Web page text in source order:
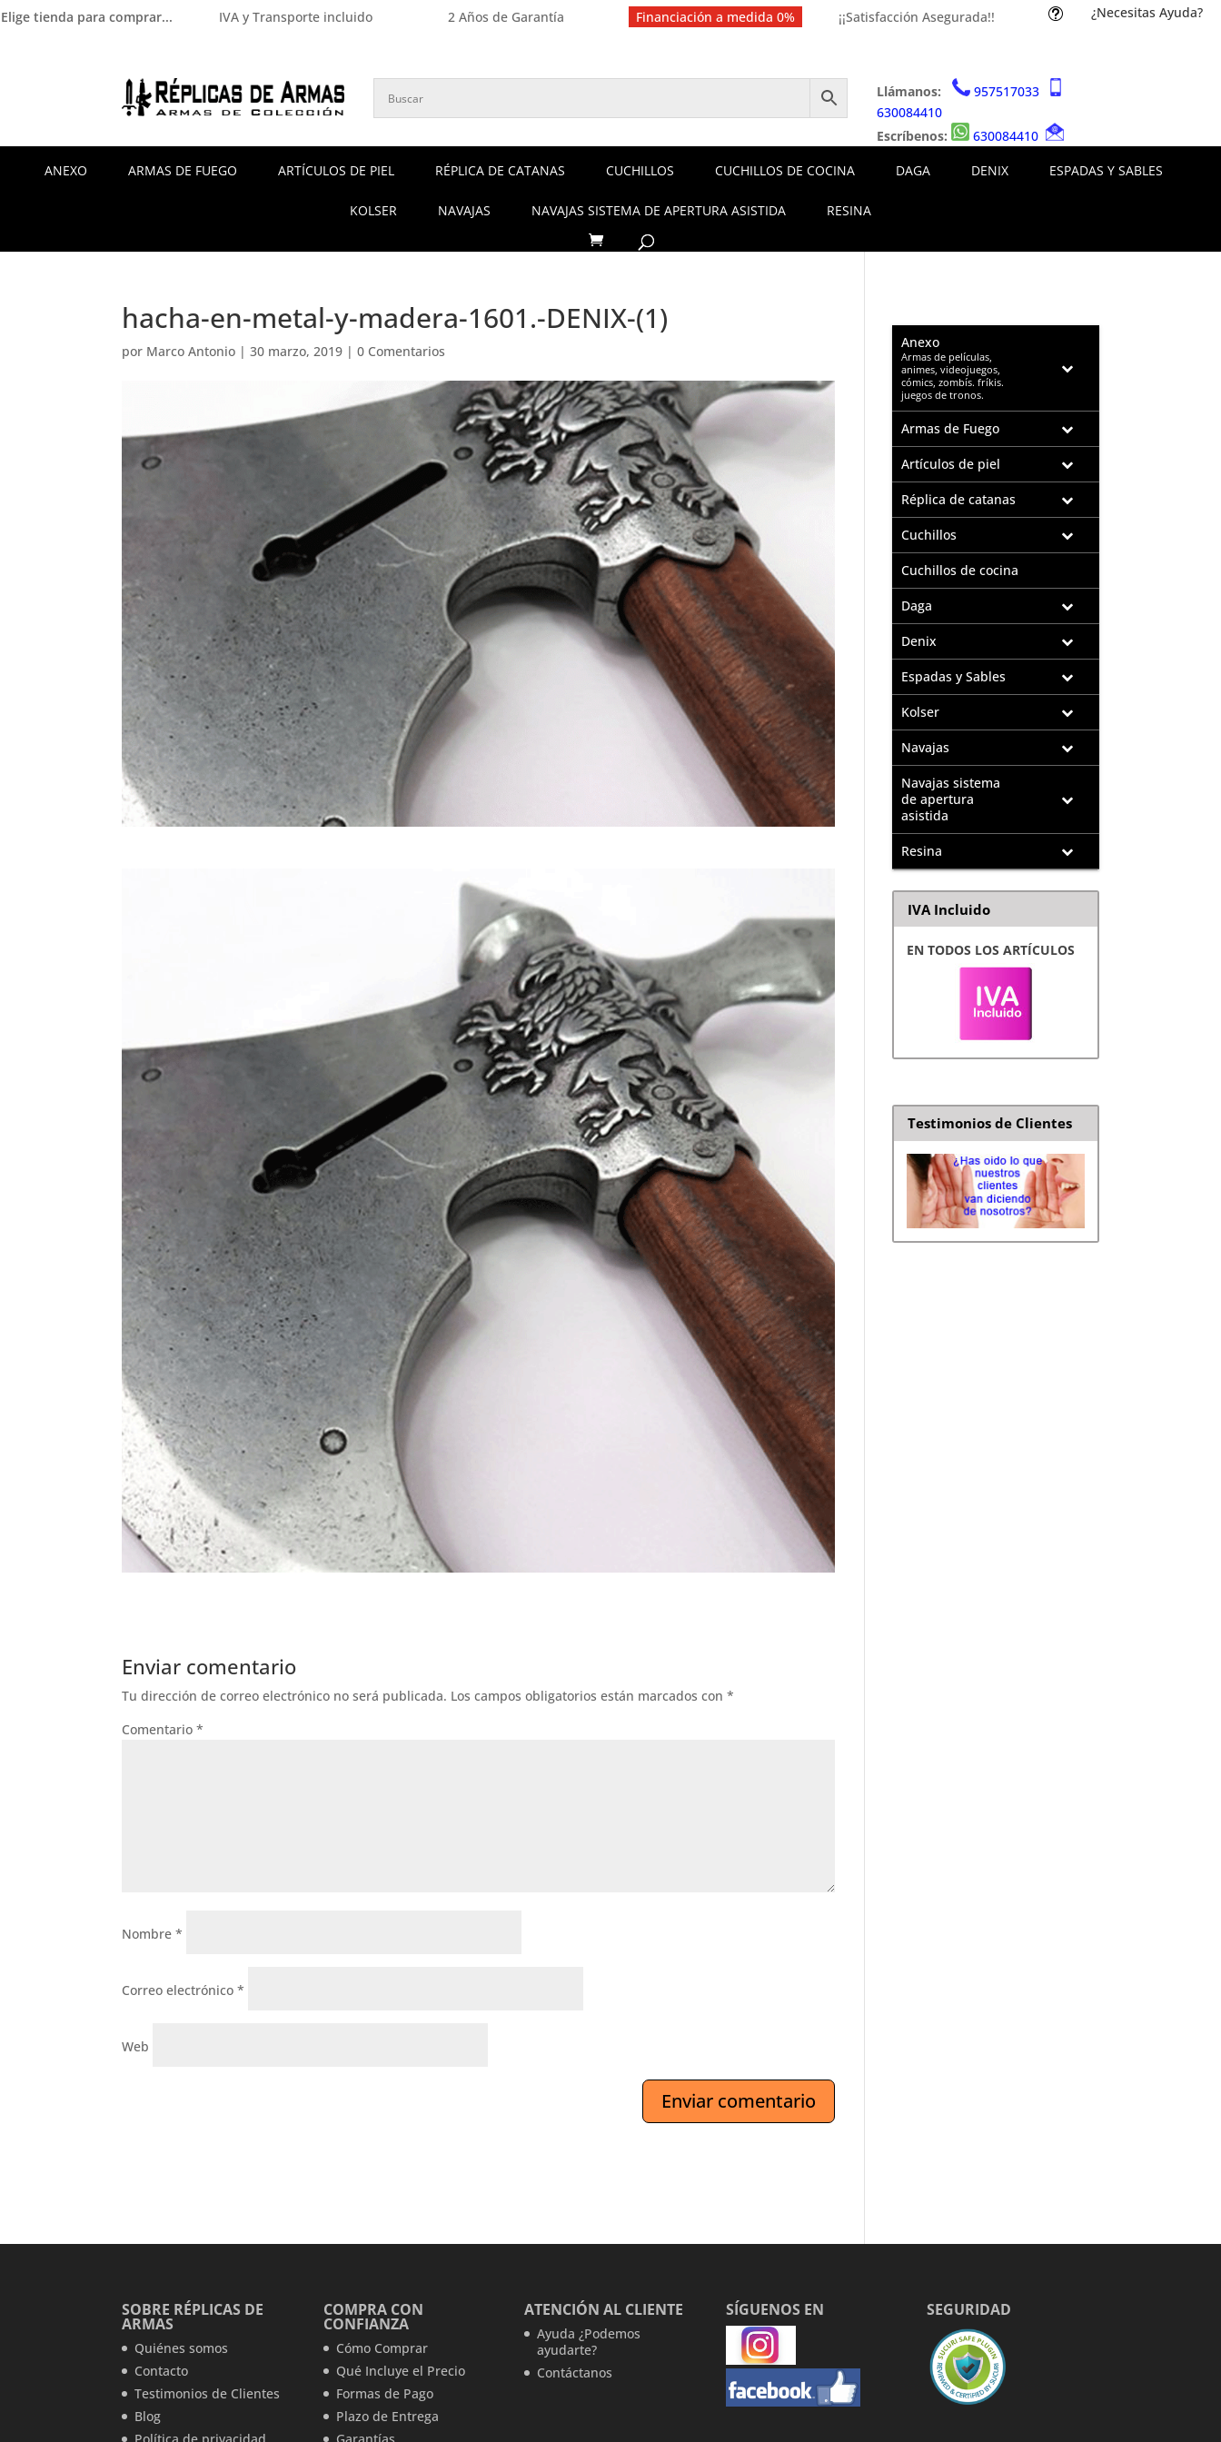
Elige tienda para comprar... IVA y Transporte incluido 2 Años de Garantía Financiación a medida 0% ¡¡Satisfacción Asegurada!! t ¿Necesitas Ayuda?
Llámanos:
957517033
630084410
Escríbenos:
630084410
ANEXO ARMAS DE FUEGO ARTÍCULOS DE PIEL RÉPLICA DE CATANAS CUCHILLOS CUCHILLOS DE COCINA DAGA DENIX ESPADAS Y SABLES
KOLSER NAVAJAS NAVAJAS SISTEMA DE APERTURA ASISTIDA RESINA
hacha-en-metal-y-madera-1601.-DENIX-(1)
por Marco Antonio |30 marzo, 2019 |0 Comentarios
Enviar comentario
Tu dirección de correo electrónico no será publicada. Los campos obligatorios están marcados con*
Comentario*
Nombre*
Correo electrónico*
Web
Anexo
–
Armas de películas,
animes, videojuegos,
cómics, zombís. fríkis.
juegos de tronos.
Armas de Fuego
Artículos de piel
Réplica de catanas
Cuchillos
Cuchillos de cocina
Daga
Denix
Espadas y Sables
Kolser
Navajas
Navajas sistema
de apertura
asistida
Resina
IVA Incluido
EN TODOS LOS ARTÍCULOS
Testimonios de Clientes
SOBRE RÉPLICAS DE
ARMAS
Quiénes somos
Contacto
Testimonios de Clientes
Blog
COMPRA CON
CONFIANZA
Cómo Comprar
Qué Incluye el Precio
Formas de Pago
Plazo de Entrega
ATENCIÓN AL CLIENTE
Ayuda ¿Podemos
ayudarte?
Contáctanos
SÍGUENOS EN SEGURIDAD